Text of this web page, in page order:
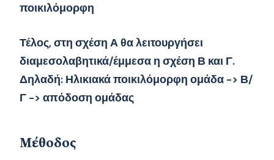
ποικιλόμορφη
Τέλος, στη σχέση Α θα λειτουργήσει
διαμεσολαβητικά/έμμεσα η σχέση Β και Γ.
Δηλαδή: Ηλικιακά ποικιλόμορφη ομάδα -> Β/
Γ -> απόδοση ομάδας
Μέθοδος